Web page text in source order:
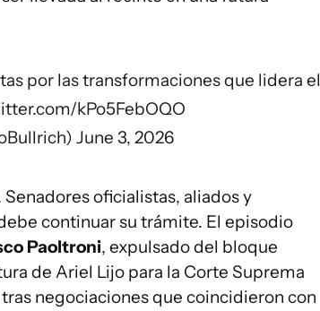
por las transformaciones que lidera el
kPo5FebOQO
June 3, 2026
Senadores oficialistas, aliados y
continuar su trámite. El episodio
Paoltroni, expulsado del bloque
de Ariel Lijo para la Corte Suprema
negociaciones que coincidieron con